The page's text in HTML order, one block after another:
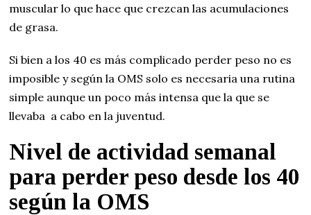
muscular lo que hace que crezcan las acumulaciones
de grasa.
Si bien a los 40 es más complicado perder peso no es
imposible y según la OMS solo es necesaria una rutina
simple aunque un poco más intensa que la que se
llevaba a cabo en la juventud.
Nivel de actividad semanal
para perder peso desde los 40
según la OMS